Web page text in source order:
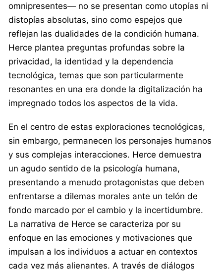
omnipresentes— no se presentan como utopías ni
distopías absolutas, sino como espejos que
reflejan las dualidades de la condición humana.
Herce plantea preguntas profundas sobre la
privacidad, la identidad y la dependencia
tecnológica, temas que son particularmente
resonantes en una era donde la digitalización ha
impregnado todos los aspectos de la vida.
En el centro de estas exploraciones tecnológicas,
sin embargo, permanecen los personajes humanos
y sus complejas interacciones. Herce demuestra
un agudo sentido de la psicología humana,
presentando a menudo protagonistas que deben
enfrentarse a dilemas morales ante un telón de
fondo marcado por el cambio y la incertidumbre.
La narrativa de Herce se caracteriza por su
enfoque en las emociones y motivaciones que
impulsan a los individuos a actuar en contextos
cada vez más alienantes. A través de diálogos